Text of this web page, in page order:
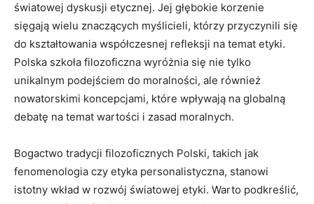
światowej⁢ dyskusji etycznej. Jej głębokie korzenie
sięgają wielu znaczących myślicieli, którzy przyczynili się
do kształtowania współczesnej refleksji na temat‍ etyki.
Polska szkoła filozoficzna wyróżnia się nie tylko⁤
unikalnym podejściem do moralności, ⁣ale również​
nowatorskimi koncepcjami, które wpływają na globalną
debatę na temat wartości i‌ zasad moralnych.
Bogactwo tradycji filozoficznych Polski,​ takich jak
⁤fenomenologia czy etyka personalistyczna, stanowi
istotny ⁤wkład w rozwój światowej etyki. Warto⁤ podkreślić,